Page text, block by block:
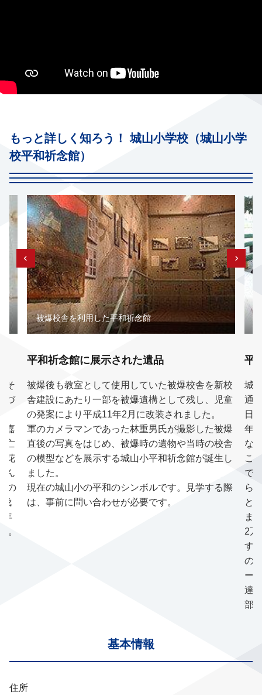
もっと詳しく知ろう！ 城山小学校（城山小学
校平和祈念館）
そ
づ
嘉
亡
花
ん
の
伐
年
。
被爆校舎を利用した平和祈念館
平和祈念館に展示された遺品
被爆後も教室として使用していた被爆校舎を新校
舎建設にあたり一部を被爆遺構として残し、児童
の発案により平成11年2月に改装されました。
軍のカメラマンであった林重男氏が撮影した被爆
直後の写真をはじめ、被爆時の遺物や当時の校舎
の模型などを展示する城山小平和祈念館が誕生し
ました。
現在の城山小の平和のシンボルです。見学する際
は、事前に問い合わせが必要です。
平
城
通
日
年
な
こ
で
ら
と
ま
2万
す
の
ー
達
部”
基本情報
住所